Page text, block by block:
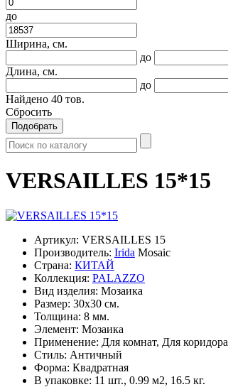
до
Ширина, см.
до
Длина, см.
до
Найдено 40 тов.
Сбросить
Подобрать
VERSAILLES 15*15
Артикул: VERSAILLES 15
Производитель: Irida Mosaic
Страна: КИТАЙ
Коллекция: PALAZZO
Вид изделия: Мозаика
Размер: 30x30 см.
Толщина: 8 мм.
Элемент: Мозаика
Применение: Для комнат, Для коридора
Стиль: Античный
Форма: Квадратная
В упаковке: 11 шт., 0.99 м2, 16.5 кг.